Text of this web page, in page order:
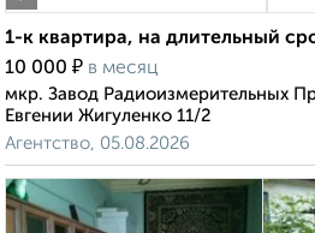
1-к квартира, на длительный
10 000 ₽ в месяц
мкр. Завод Радиоизмерительных
Евгении Жигуленко 11/2
Агентство, 05.08.2026